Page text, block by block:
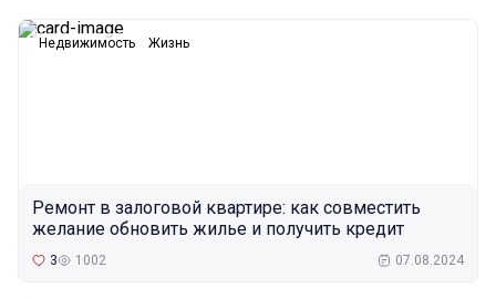
Недвижимость Жизнь
Ремонт в залоговой квартире: как совместить
желание обновить жилье и получить кредит
3 1002 07.08.2024